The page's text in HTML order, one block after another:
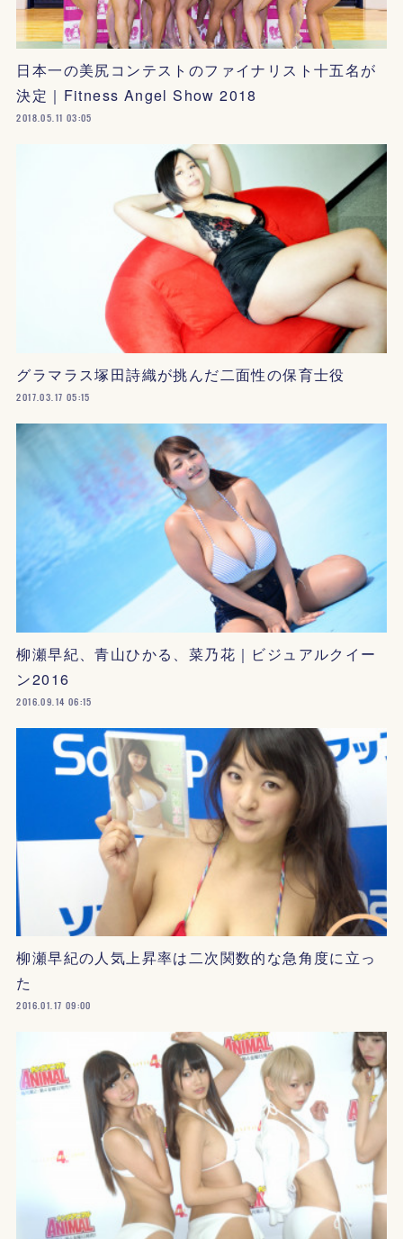
日本一の美尻コンテストのファイナリスト十五名が
決定｜Fitness Angel Show 2018
2018.05.11 03:05
グラマラス塚田詩織が挑んだ二面性の保育士役
2017.03.17 05:15
柳瀬早紀、青山ひかる、菜乃花｜ビジュアルクイー
ン2016
2016.09.14 06:15
柳瀬早紀の人気上昇率は二次関数的な急角度に立っ
た
2016.01.17 09:00